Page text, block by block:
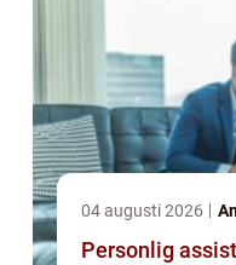
04 augusti 2026
Personlig assistent ett yrke